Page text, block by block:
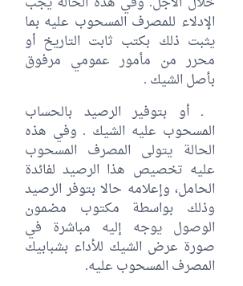
الإدلاء للمصرف المسحوب عليه بما
يثبت ذلك بكتب ثابت التاريخ أو
محرر من مأمور عمومي مرفوق
بأصل الشيك .
‏ ـ أو بتوفير الرصيد بالحساب
المسحوب عليه الشيك . وفي هذه
الحالة يتولى المصرف المسحوب
عليه تخصيص هذا الرصيد لفائدة
الحامل، وإعلامه حالا بتوفر الرصيد
وذلك بواسطة مكتوب مضمون
الوصول يوجه إليه مباشرة في
صورة عرض الشيك للأداء بشبابيك
المصرف المسحوب عليه.